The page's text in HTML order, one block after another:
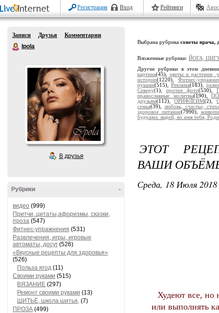
Регистрация Вход Рейтинги
Записи Друзья
Комментарии
Ipola
В друзья
-
Рубрики
видео (999)
Притчи, цитаты,афоризмы, сказки,
проза (547)
Фитнес-упражнения (531)
Развлечения, игры, игровые
автоматы, досуг (526)
«Вкусные рецепты для здоровья»
(526)
Польза ягод (11)
Своими руками (515)
ВЯЗАНИЕ (297)
Ремонт своими руками (13)
ШИТЬЁ, школа шитья, (7)
ПРОЗА (499)
Выбрана рубрика советы врача,
Вложенные рубрики: ЙОГА,
Другие рубрики в этом
картина(45),цветы и растения,
истории(1220),Фитнес-
руками(515),Реклама(183),
Северу(1), прочее фото(530),
православные молитвы(190),
друзьям(112),ОРИФЛЕЙМ(2),
семья(39), любовь, счастье,
здоровое питание(7990),
будущих людей, во имя тебя,
ЭТОТ
ВАШИ
Среда, 18 Июля
Худеют все, но
или выполнять